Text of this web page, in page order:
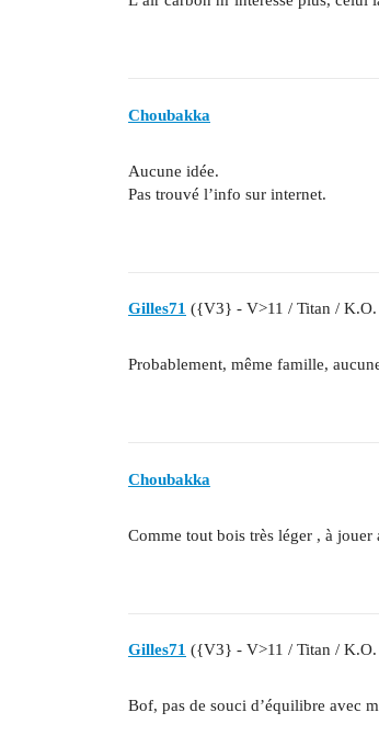
Choubakka
Aucune idée.
Pas trouvé l’info sur internet.
Gilles71 ({V3} - V>11 / Titan / K.O.
Probablement, même famille,
Choubakka
Comme tout bois très léger , à jouer
Gilles71 ({V3} - V>11 / Titan / K.O.
Bof, pas de souci d’équilibre avec